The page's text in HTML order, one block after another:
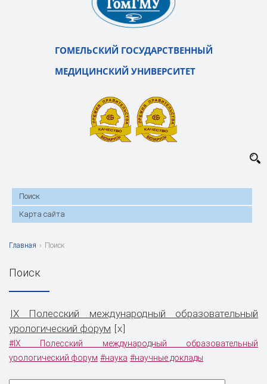
ГОМЕЛЬСКИЙ ГОСУДАРСТВЕННЫЙ
МЕДИЦИНСКИЙ УНИВЕРСИТЕТ
Поиск
Карта сайта
Главная › Поиск
Поиск
IX Полесский международный образовательный
урологический форум x
#IX Полесский международный образовательный
урологический форум #наука #научные доклады